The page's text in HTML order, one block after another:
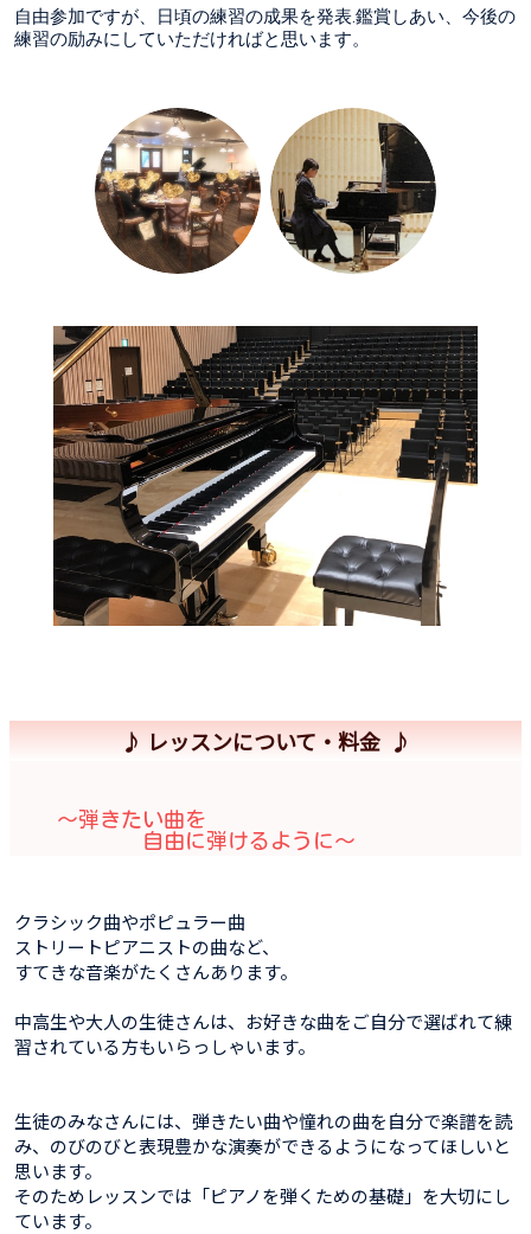
自由参加ですが、日頃の練習の成果を発表.鑑賞しあい、今後の
練習の励みにしていただければと思います。
♪ レッスンについて・料金 ♪
〜弾きたい曲を
自由に弾けるように〜
クラシック曲やポピュラー曲
ストリートピアニストの曲など、
すてきな音楽がたくさんあります。
中高生や大人の生徒さんは、お好きな曲をご自分で選ばれて練
習されている方もいらっしゃいます。
生徒のみなさんには、弾きたい曲や憧れの曲を自分で楽譜を読
み、のびのびと表現豊かな演奏ができるようになってほしいと
思います。
そのためレッスンでは「ピアノを弾くための基礎」を大切にし
ています。